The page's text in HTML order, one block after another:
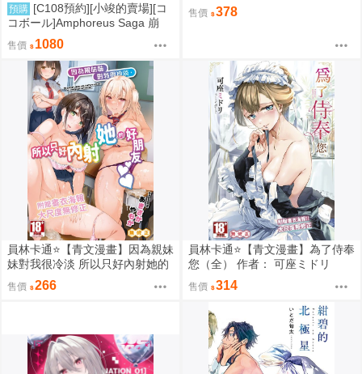
預購 [C108預約][小竣的賣場][コ
コボール]Amphoreus Saga 崩
壞：星穹鐵道 同人誌id=3745928
售價 1080
售價 378
員林卡通⭐️【青文漫畫】因為親妹
妹對我很冷淡 所以只好內射她的
好朋友（全） 作者： あきさかや
もか
售價 266
員林卡通⭐️【青文漫畫】為了侍奉
您（全） 作者： 可座ミドリ
售價 314